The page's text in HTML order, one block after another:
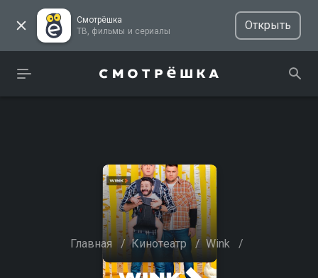
Смотрёшка
ТВ, фильмы и сериалы
Открыть
Главная / Кинотеатр / Wink /